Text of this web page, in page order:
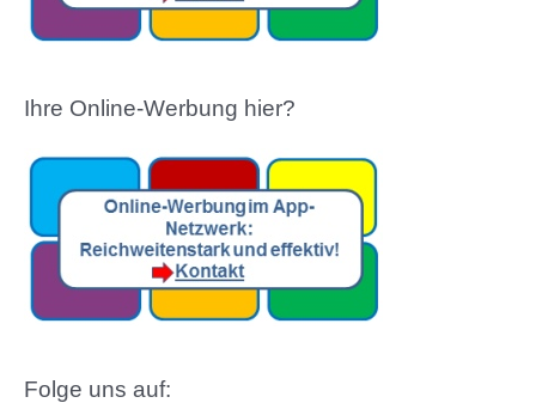
Ihre Online-Werbung hier?
Folge uns auf: